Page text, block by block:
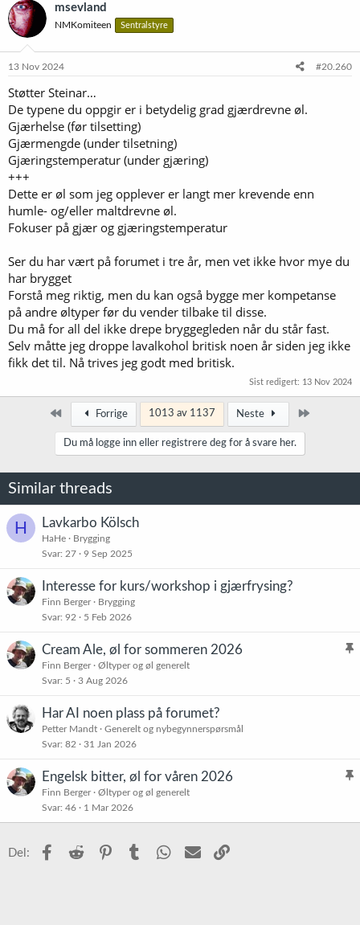
msevland
NMKomiteen Sentralstyre
13 Nov 2024 #20.260
Støtter Steinar…
De typene du oppgir er i betydelig grad gjærdrevne øl.
Gjærhelse (før tilsetting)
Gjærmengde (under tilsetning)
Gjæringstemperatur (under gjæring)
+++
Dette er øl som jeg opplever er langt mer krevende enn
humle- og/eller maltdrevne øl.
Fokuser på gjær og gjæringstemperatur
Ser du har vært på forumet i tre år, men vet ikke hvor mye du
har brygget
Forstå meg riktig, men du kan også bygge mer kompetanse
på andre øltyper før du vender tilbake til disse.
Du må for all del ikke drepe bryggegleden når du står fast.
Selv måtte jeg droppe lavalkohol britisk noen år siden jeg ikke
fikk det til. Nå trives jeg godt med britisk.
Sist redigert: 13 Nov 2024
Først Forrige 1013 av 1137 Neste
Du må logge inn eller registrere deg for å svare her.
Similar threads
H Lavkarbo Kölsch
HaHe
Brygging
Svar 27 9 Sep 2025
Interesse for kurs/workshop i gjærfrysing?
Finn Berger
Brygging
Svar 92 5 Feb 2026
K
Cream Ale, øl for sommeren 2026
Finn Berger
Øltyper og øl generelt
Svar 5 3 Aug 2026
Har AI noen plass på forumet?
Petter Mandt
Generelt og nybegynnerspørsmål
Svar 82 31 Jan 2026
K
s
Engelsk bitter, øl for våren 2026
Finn Berger
Øltyper og øl generelt
Svar 46 1 Mar 2026
Del: Facebook
Reddit PinterestTumblr WhatsApp
E-post